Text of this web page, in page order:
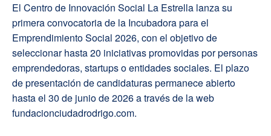
El Centro de Innovación Social La Estrella lanza su
primera convocatoria de la Incubadora para el
Emprendimiento Social 2026, con el objetivo de
seleccionar hasta 20 iniciativas promovidas por personas
emprendedoras, startups o entidades sociales. El plazo
de presentación de candidaturas permanece abierto
hasta el 30 de junio de 2026 a través de la web
fundacionciudadrodrigo.com.